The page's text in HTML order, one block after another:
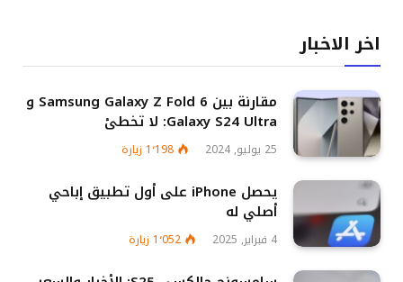
اخر الاخبار
مقارنة بين Samsung Galaxy Z Fold 6 و
Galaxy S24 Ultra: لا تخطئ
25 يوليو, 2024 1٬198 زيارة
يحصل iPhone على أول تطبيق إباحي
أصلي له
4 فبراير, 2025 1٬052 زيارة